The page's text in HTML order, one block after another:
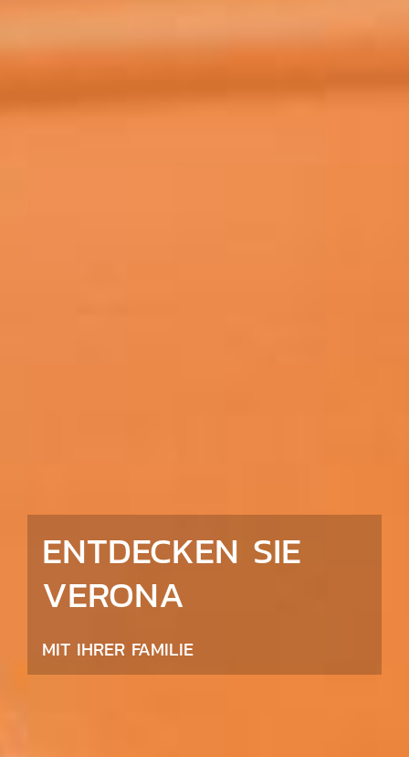
ENTDECKEN SIE
VERONA
MIT IHRER FAMILIE